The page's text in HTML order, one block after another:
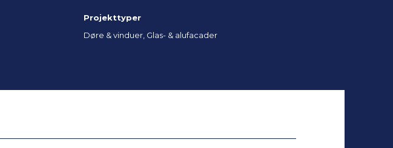
Projekttyper
Døre & vinduer, Glas- & alufacader